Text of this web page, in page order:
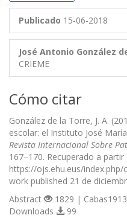
Publicado 15-06-2018
José Antonio González
CRIEME
Cómo citar
González de la Torre, J. A.
escolar: el Instituto José
Revista Internacional Sobre
167–170. Recuperado a partir
https://ojs.ehu.eus/
work published 21 de
Abstract
1829 | Cabas1913
Downloads
99